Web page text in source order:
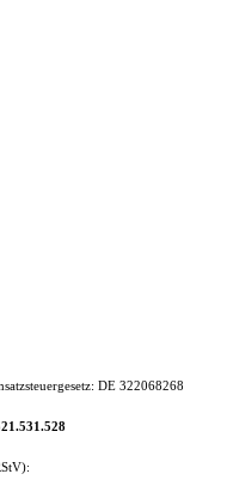
DE 322068268